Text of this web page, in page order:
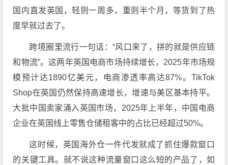
国内直发英国，轻则一周多，重则半个月，等货到了热
度早就过去了。
跨境圈里流行一句话：“风口来了，拼的就是供应链
和物流”。这两年英国电商市场持续增长，2025年市场规
模预计达1890亿美元，电商渗透率高达87%。TikTok
Shop在英国仍然保持高速增长，增速与美区基本持平。
大批中国卖家涌入英国市场，2025年上半年，中国电商
企业在英国线上零售仓储租客中的占比已经超过50%。
这时候，英国海外仓一件代发就成了抓住爆款窗口
的关键工具。就不说这种流量窗口这么短的产品了，如